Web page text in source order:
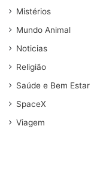
Mistérios
Mundo Animal
Noticias
Religião
Saúde e Bem Estar
SpaceX
Viagem